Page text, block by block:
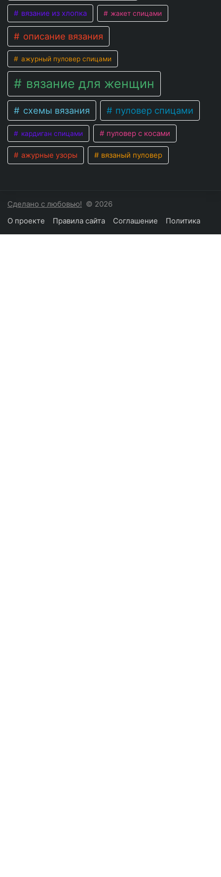
вязание из хлопка жакет спицами
описание вязания
ажурный пуловер спицами
вязание для женщин
схемы вязания пуловер спицами
кардиган спицами пуловер с косами
ажурные узоры вязаный пуловер
Сделано с любовью! © 2026
О проекте
Правила сайта Соглашение Политика